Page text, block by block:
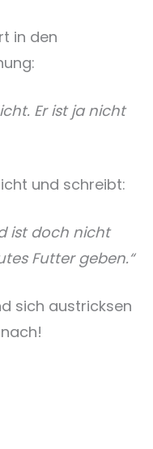
in den
Er ist ja nicht
und schreibt:
ist doch nicht
Futter geben.“
sich austricksen